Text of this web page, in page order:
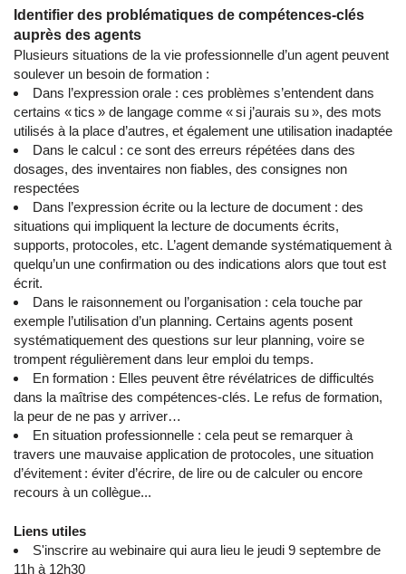
Identifier des problématiques de compétences-clés
auprès des agents
Plusieurs situations de la vie professionnelle d’un agent peuvent
soulever un besoin de formation :
Dans l’expression orale : ces problèmes s’entendent dans
certains « tics » de langage comme « si j’aurais su », des mots
utilisés à la place d’autres, et également une utilisation inadaptée
Dans le calcul : ce sont des erreurs répétées dans des
dosages, des inventaires non fiables, des consignes non
respectées
Dans l’expression écrite ou la lecture de document : des
situations qui impliquent la lecture de documents écrits,
supports, protocoles, etc. L’agent demande systématiquement à
quelqu’un une confirmation ou des indications alors que tout est
écrit.
Dans le raisonnement ou l’organisation : cela touche par
exemple l’utilisation d’un planning. Certains agents posent
systématiquement des questions sur leur planning, voire se
trompent régulièrement dans leur emploi du temps.
En formation : Elles peuvent être révélatrices de difficultés
dans la maîtrise des compétences-clés. Le refus de formation,
la peur de ne pas y arriver…
En situation professionnelle : cela peut se remarquer à
travers une mauvaise application de protocoles, une situation
d’évitement : éviter d’écrire, de lire ou de calculer ou encore
recours à un collègue...
Liens utiles
S'inscrire au webinaire qui aura lieu le jeudi 9 septembre de
11h à 12h30